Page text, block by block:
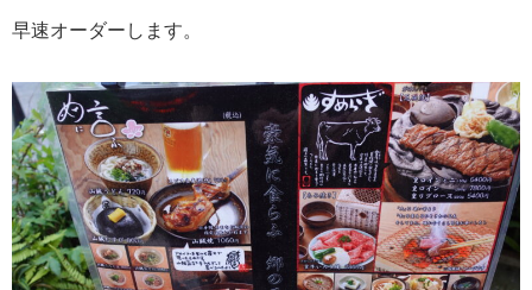
早速オーダーします。